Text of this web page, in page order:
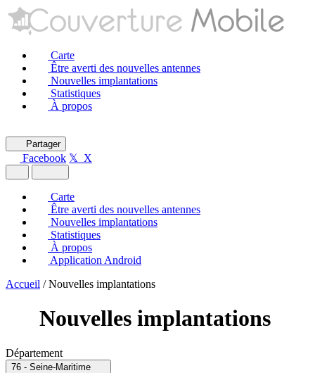
Carte
Être averti des nouvelles antennes
Nouvelles implantations
Statistiques
À propos
Partager
Facebook 𝕏 X
Carte
Être averti des nouvelles antennes
Nouvelles implantations
Statistiques
À propos
Application Android
Accueil / Nouvelles implantations
Nouvelles implantations
Département
76 - Seine-Maritime